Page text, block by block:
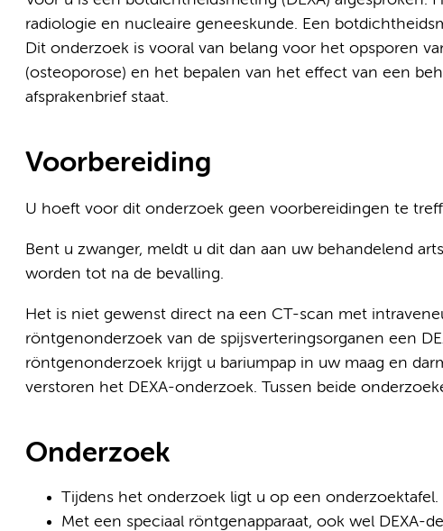
radiologie en nucleaire geneeskunde. Een
Dit onderzoek is vooral van belang voor het opsporen
(osteoporose) en het bepalen van het effect van een
afsprakenbrief staat.
Voorbereiding
U hoeft voor dit onderzoek geen voorbereidingen te
Bent u zwanger, meldt u dit dan aan uw behandelend
worden tot na de bevalling.
Het is niet gewenst direct na een CT-scan met
röntgenonderzoek van de spijsverteringsorganen een
röntgenonderzoek krijgt u bariumpap in uw maag en
verstoren het DEXA-onderzoek. Tussen beide
Onderzoek
Tijdens het onderzoek ligt u op een onderzoektafel.
Met een speciaal röntgenapparaat, ook wel